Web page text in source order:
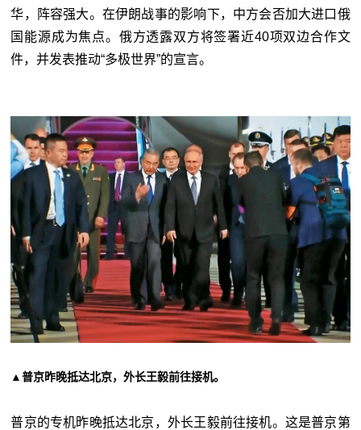
华，阵容强大。在伊朗战事的影响下，中方会否加大进口俄
国能源成为焦点。俄方透露双方将签署近40项双边合作文
件，并发表推动“多极世界”的宣言。
▲普京昨晚抵达北京，外长王毅前往接机。
普京的专机昨晚抵达北京，外长王毅前往接机。这是普京第